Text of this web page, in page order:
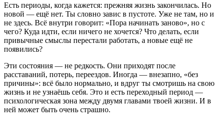
Есть периоды, когда кажется: прежняя жизнь закончилась. Но
новой — ещё нет. Ты словно завис в пустоте. Уже не там, но и
не здесь. Всё внутри говорит: «Пора начинать заново», но с
чего? Куда идти, если ничего не хочется? Что делать, если
привычные смыслы перестали работать, а новые ещё не
появились?
Эти состояния — не редкость. Они приходят после
расставаний, потерь, переездов. Иногда — внезапно, «без
причины»: всё было нормально, и вдруг ты смотришь на свою
жизнь и не узнаёшь себя. Это и есть переходный период —
психологическая зона между двумя главами твоей жизни. И в
ней может быть очень страшно.